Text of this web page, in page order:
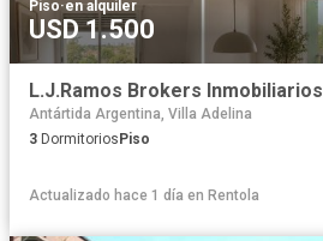
Piso·en alquiler
USD 1.500
L.J.Ramos Brokers Inmobiliarios
Antártida Argentina, Villa Adelina
3 Dormitorios Piso
Actualizado hace 1 día en Rentola